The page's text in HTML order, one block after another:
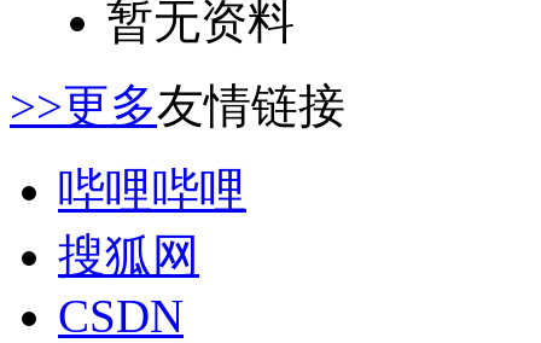
暂无资料
>>更多友情链接
哔哩哔哩
搜狐网
CSDN